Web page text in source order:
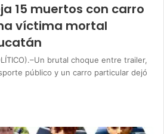
15 muertos con carro
víctima mortal
brutal choque entre trailer,
público y un carro particular dejó